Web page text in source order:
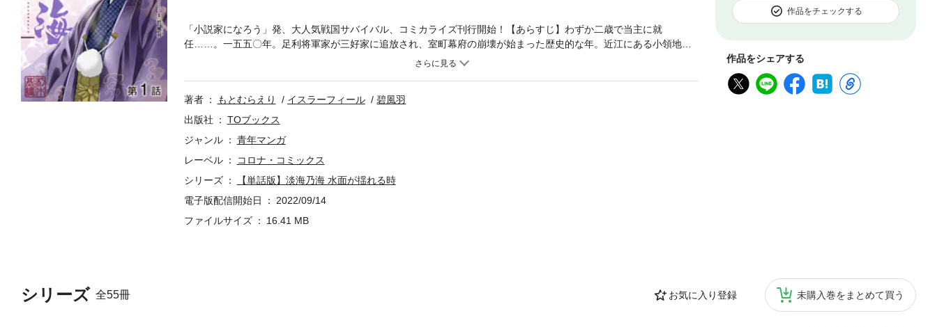
作品をチェックする
作品をシェアする
シリーズ 全55冊 お気に入り登録 未購入巻をまとめて買う
「小説家になろう」発、大人気戦国サバイバル、コミカライズ刊行開始！【あらすじ】わずか二歳で当主に就
任……。一五五〇年。足利将軍家が三好家に追放され、室町幕府の崩壊が始まった歴史的な年。近江にある小領地・
朽木から、朽木基綱・幼名「竹若丸」の挑戦が始まる！史実に埋もれた稀代の軍略家が日本史を塗り替える! 信長、秀
著者
もとむらえり イスラーフィール
碧風羽
出版社
TOブックス
ジャンル
青年マンガ
レーベル
コロナ・コミックス
シリーズ
【単話版】淡海乃海 水面が揺れる時
電子版配信開始日
2022/09/14
ファイルサイズ
16.41 MB